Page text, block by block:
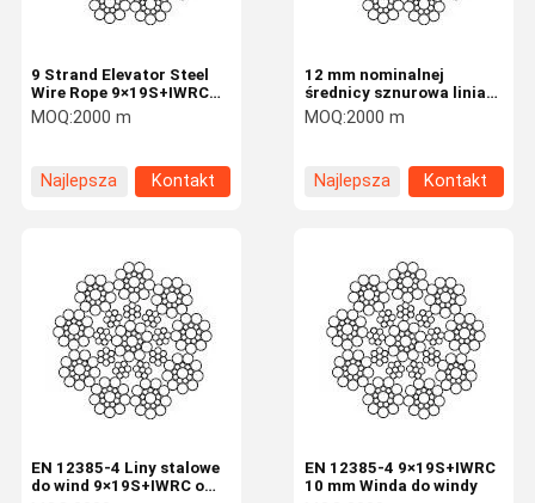
12 mm nominalnej
średnicy sznurowa linia
stalowa do windy 9 strun
MOQ:2000 m
Najlepsza
Kontakt
9 Strand Elevator Steel
Wire Rope 9×19S+IWRC
11mm Nominal Diameter
MOQ:2000 m
Najlepsza
Kontakt
EN 12385-4 9×19S+IWRC
10 mm Winda do windy
EN 12385-4 Liny stalowe
do wind 9×19S+IWRC o